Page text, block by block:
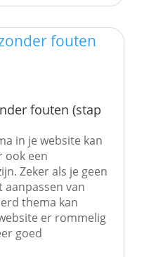
fouten (stap
in je website kan
ook een
Zeker als je geen
van
thema kan
er rommelig
goed